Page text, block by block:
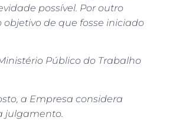
possível. Por outro
de que fosse iniciado
Público do Trabalho
a Empresa considera
julgamento.